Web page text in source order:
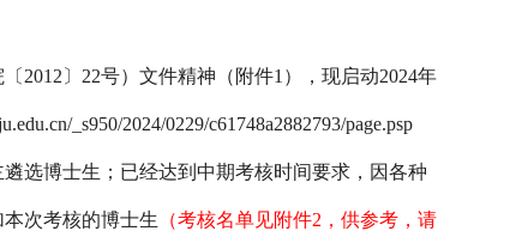
2012〕22号）文件精神（附件1），现启动2024年
_s950/2024/0229/c61748a2882793/page.psp
选博士生；已经达到中期考核时间要求，因各种
次考核的博士生 （考核名单见附件2，供参考，请